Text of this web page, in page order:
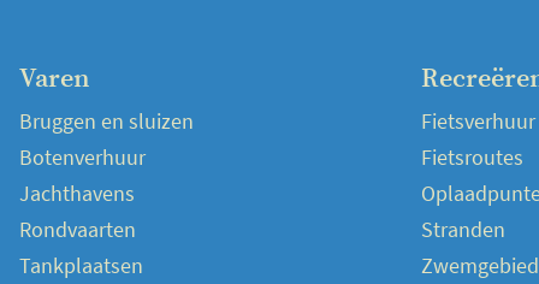
Varen
Bruggen en sluizen
Botenverhuur
Jachthavens
Rondvaarten
Tankplaatsen
Fietsverhuur
Fietsroutes
Stranden